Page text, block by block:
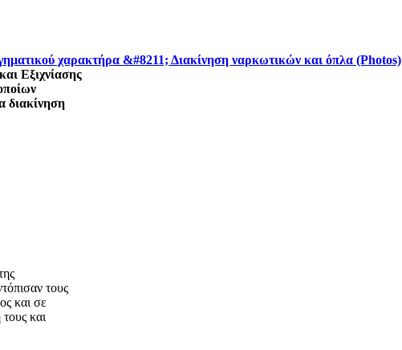
χαρακτήρα &#8211; Διακίνηση ναρκωτικών και όπλα (Photos)
Εξιχνίασης
διακίνηση
τους
και σε
και